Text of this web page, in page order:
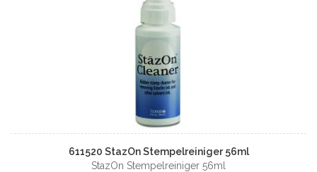
611520 StazOn Stempelreiniger 56ml
StazOn Stempelreiniger 56ml